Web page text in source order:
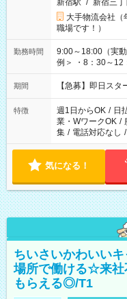
新宿駅 / 新宿三丁
大手物流会社（
職場です！）
勤務時間
9:00～18:00（実動8時間） 希望の時間帯を
例＞ ・8：30～12
・13：00～22：
期間 【急募】即日ス
特徴 週1日からOK / 日
業・WワークOK /
集 / 電話対応なし /
気になる！
ちいさいかわいい
場所で働ける☆来社
もらえる◎/T1